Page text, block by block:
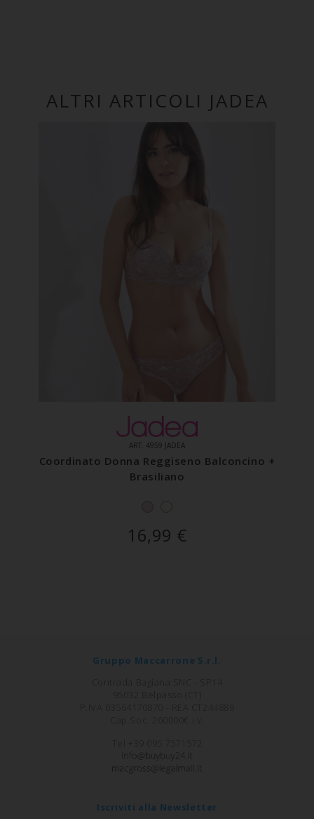
ALTRI ARTICOLI JADEA
ART. 4959 JADEA
Coordinato Donna Reggiseno Balconcino +
Brasiliano
16,99 €
Gruppo Maccarrone S.r.l.
Iscriviti alla Newsletter